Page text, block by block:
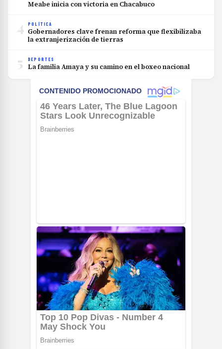
Meabe inicia con victoria en Chacabuco
4 POLÍTICA
Gobernadores clave frenan reforma que flexibilizaba
la extranjerización de tierras
5 DEPORTES
La familia Amaya y su camino en el boxeo nacional